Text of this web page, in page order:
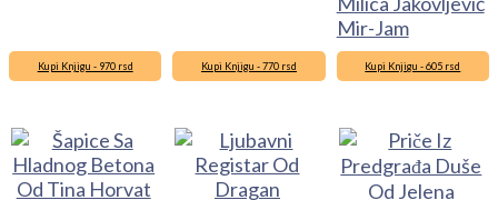
Mir-Jam
Kupi Knjigu - 970 rsd Kupi Knjigu - 770 rsd Kupi Knjigu - 605 rsd